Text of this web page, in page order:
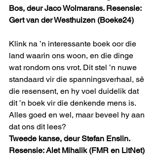
Bos, deur Jaco Wolmarans. Resensie:
Gert van der Westhuizen (Boeke24)
Klink na ’n interessante boek oor die
land waarin ons woon, en die dinge
wat rondom ons vrot. Dit stel ’n nuwe
standaard vir die spanningsverhaal, sê
die resensent, en hy voel duidelik dat
dit ’n boek vir die denkende mens is.
Alles goed en wel, maar beveel hy aan
dat ons dit lees?
Tweede kanse, deur Stefan Enslin.
Resensie: Alet Mihalik (FMR en LitNet)